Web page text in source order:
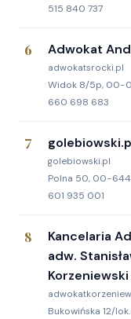
515 840 737
6 Adwokat
adwokatsrocki.pl
Widok 8/5p, 00-
660 698 683
7
golebiowski.pl
Polna 50, 00-644
601 935 001
8
Kancelaria
adw.
Korzeniewski
Bukowińska 12/